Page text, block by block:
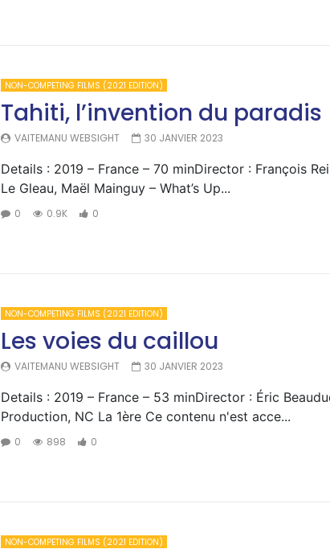
NON-COMPETING FILMS (2021 EDITION)
Tahiti, l’invention du paradis
VAITEMANU WEBSIGHT 30 JANVIER 2023
Details : 2019 – France – 70 minDirector : François
Le Gleau, Maël Mainguy – What’s Up...
0 0.9K 0
NON-COMPETING FILMS (2021 EDITION)
Les voies du caillou
VAITEMANU WEBSIGHT 30 JANVIER 2023
Details : 2019 – France – 53 minDirector : Éric
Production, NC La 1ère Ce contenu n'est acce...
0 898 0
NON-COMPETING FILMS (2021 EDITION)